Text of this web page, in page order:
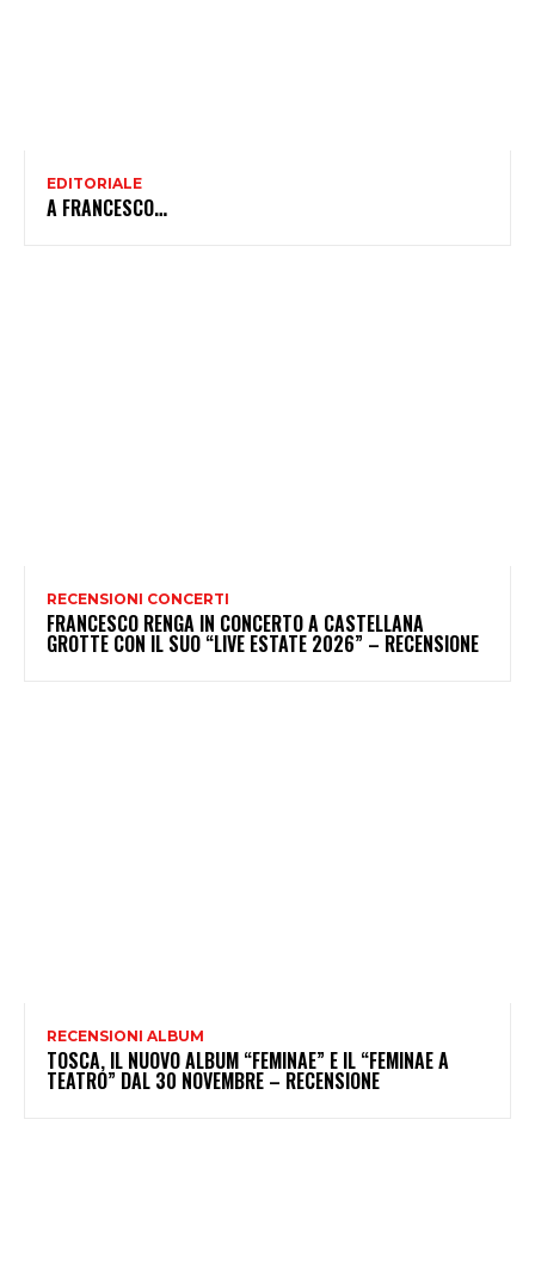
EDITORIALE
A FRANCESCO…
RECENSIONI CONCERTI
FRANCESCO RENGA IN CONCERTO A CASTELLANA
GROTTE CON IL SUO “LIVE ESTATE 2026” – RECENSIONE
RECENSIONI ALBUM
TOSCA, IL NUOVO ALBUM “FEMINAE” E IL “FEMINAE A
TEATRO” DAL 30 NOVEMBRE – RECENSIONE